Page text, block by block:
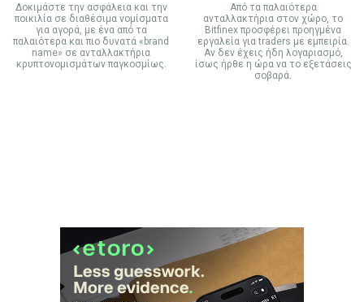
Δοκιμάστε την ασφάλεια και την
ποικιλία σε διαθέσιμα νομίσματα
για αγορά, με ένα από τα
παλαιότερα και πιο δυνατά «brand
name» σε ανταλλακτήρια
κρυπτονομισμάτων παγκοσμίως.
Από τα παλαιότερα
ανταλλακτήρια στον χώρο, το
Bitfinex προσφέρει προηγμένα
εργαλεία για traders με εμπειρία.
Αν δεν έχεις ήδη λογαριασμό,
ίσως ήρθε η ώρα να το εξετάσεις
σοβαρά.